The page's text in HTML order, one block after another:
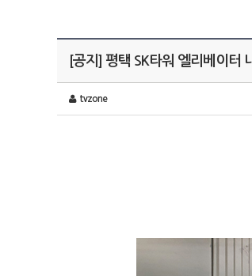
[공지] 평택 SK타워 엘리베이터
tvzone